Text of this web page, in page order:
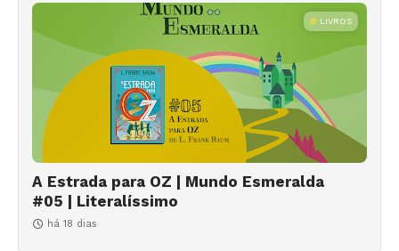
LIVROS
A Estrada para OZ | Mundo Esmeralda
#05 | Literalíssimo
há 18 dias